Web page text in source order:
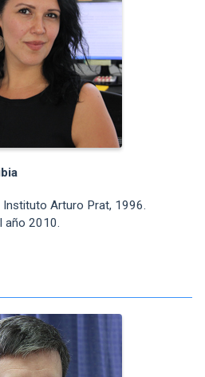
Arturo Prat, 1996.
año 2010.